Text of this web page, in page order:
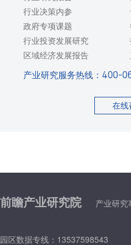
行业决策内参
政府专项课题
行业投资发展研究
区域经济发展报告
产业研究服务热线： 400-
在线
前瞻产业研究院 产业研究
园区数据专线：13537598543